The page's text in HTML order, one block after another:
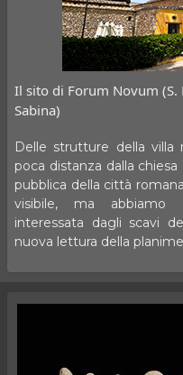
Il sito di Forum Novum (S.
Sabina)
Delle strutture della villa
poca distanza dalla chiesa
pubblica della città
visibile, ma abbiamo
interessata dagli scavi
nuova lettura della